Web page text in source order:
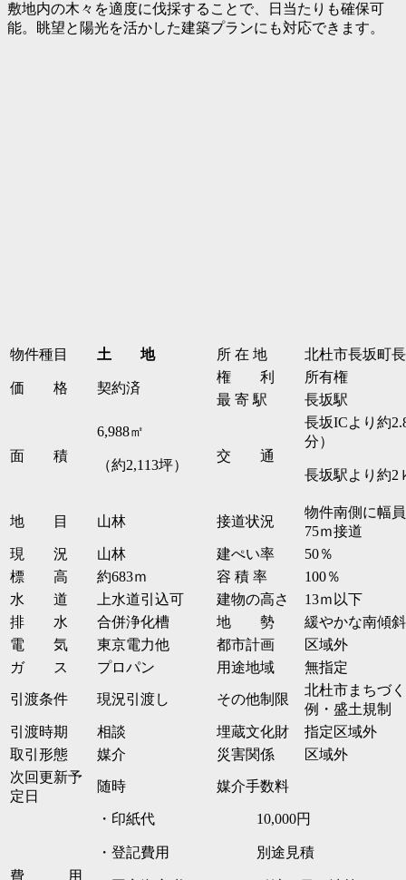
敷地内の木々を適度に伐採することで、日当たりも確保可
能。眺望と陽光を活かした建築プランにも対応できます。
物件種目 土 地 所 在 地 北杜市長坂町
価 格 契約済
権 利
所有権
最 寄 駅
長坂駅
面 積
6,988㎡
（約2,113坪）
交 通
長坂ICより約
分）
長坂駅より約2
地 目 山林 接道状況
物件南側に幅
75ｍ接道
現 況
山林 建ぺい率
50％
標 高
約683ｍ 容 積 率
100％
水 道
上水道引込可 建物の高さ
13ｍ以下
排 水
合併浄化槽 地 勢
緩やかな南傾斜
電 気
東京電力他 都市計画
区域外
ガ ス
プロパン 用途地域 無指定
引渡条件 現況引渡し その他制限
北杜市まちづ
例・盛土規制
引渡時期
相談 埋蔵文化財
指定区域外
取引形態
媒介 災害関係
区域外
次回更新予
定日
随時 媒介手数料
費 用
・印紙代 10,000円
・登記費用 別途見積